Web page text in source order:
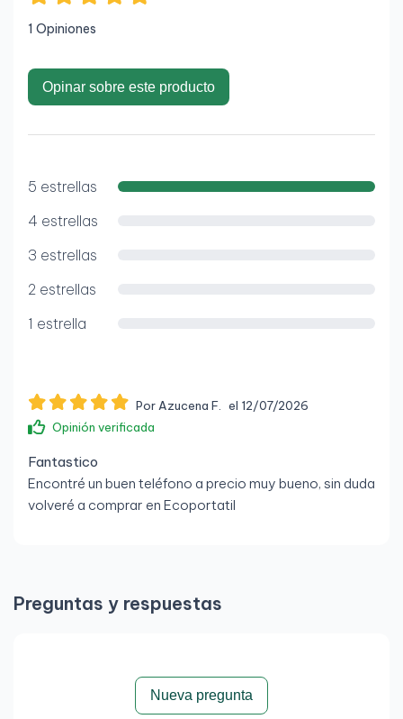
1 Opiniones
Opinar sobre este producto
5 estrellas
4 estrellas
3 estrellas
2 estrellas
1 estrella
Por Azucena F.
el 12/07/2026
Opinión verificada
Fantastico
Encontré un buen teléfono a precio muy bueno, sin duda
volveré a comprar en Ecoportatil
Preguntas y respuestas
Nueva pregunta